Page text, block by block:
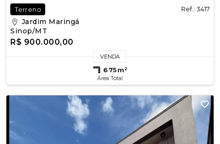
Terreno Ref.: 3417
Jardim Maringá
Sinop/MT
R$ 900.000,00
VENDA
675m²
Área Total